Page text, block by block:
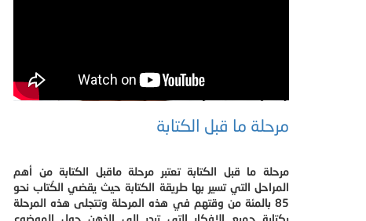
مرحلة ما قبل الكتابة
مرحلة ما قبل الكتابة تعتبر مرحلة ماقبل الكتابة من أهم
المراحل التي تسير بها طريقة الكتابة حيث يقضي الكُتاب نحو
85 بالمئة من وقتهم في هذه المرحلة وتتجلى هذه المرحلة
بكتابة جميع الافكار التي تبدر إلى الذهن حول الموضوع